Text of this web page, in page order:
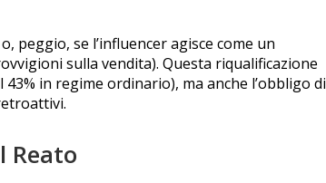
peggio, se l’influencer agisce come un
sulla vendita). Questa riqualificazione
in regime ordinario), ma anche l’obbligo di
Reato